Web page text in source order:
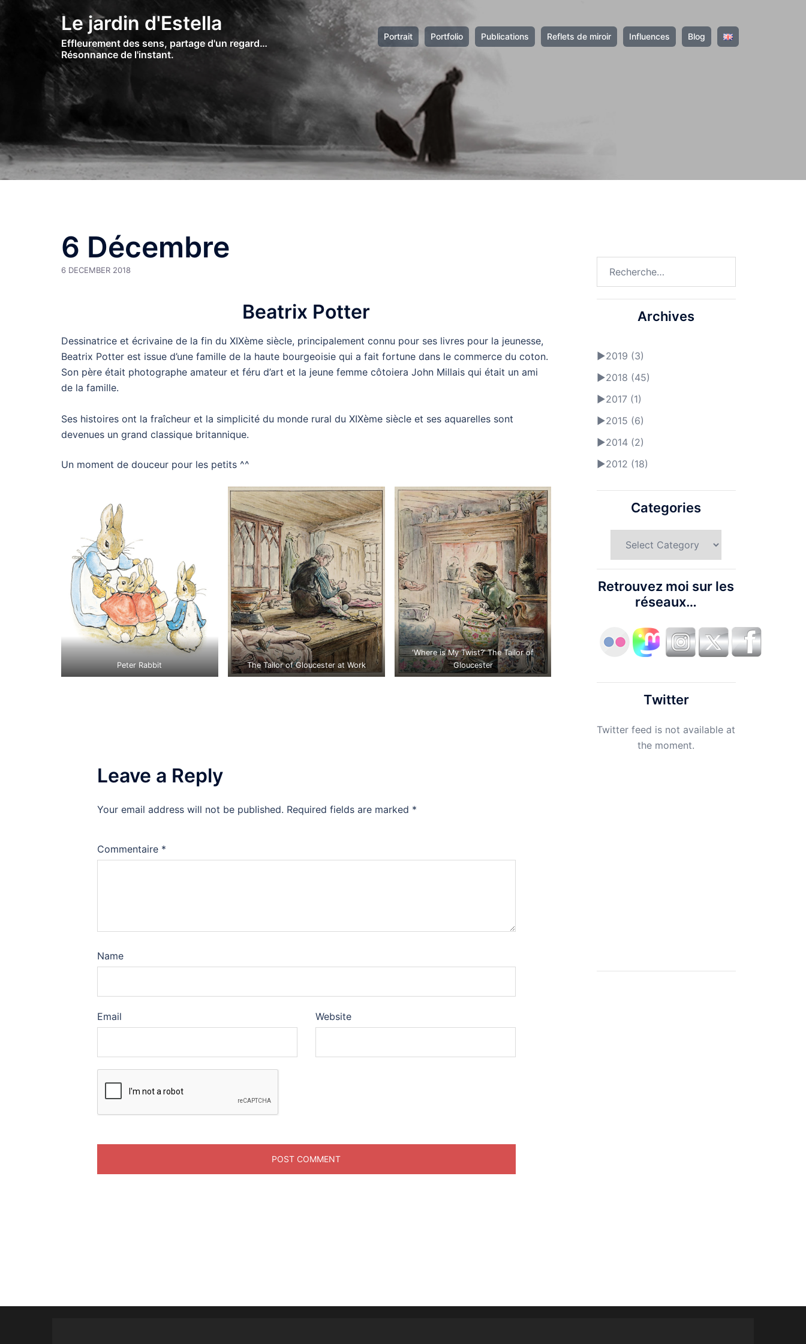
Skip
Le jardin d'Estella
Effleurement des sens, partage d'un regard…
Résonnance de l'instant.
Portrait Portfolio Publications Reflets de miroir Influences Blog
6 Décembre
6 DECEMBER 2018
Beatrix Potter
Dessinatrice et écrivaine de la fin du XIXème siècle, principalement connu pour ses livres pour la jeunesse,
Beatrix Potter est issue d’une famille de la haute bourgeoisie qui a fait fortune dans le commerce du coton.
Son père était photographe amateur et féru d’art et la jeune femme côtoiera John Millais qui était un ami
de la famille.
Ses histoires ont la fraîcheur et la simplicité du monde rural du XIXème siècle et ses aquarelles sont
devenues un grand classique britannique.
Un moment de douceur pour les petits ^^
Peter Rabbit The Tailor of Gloucester at Work
‘Where is My Twist?’ The Tailor of
Gloucester
Leave a Reply
Your email address will not be published. Required fields are marked *
Commentaire *
Name
Email Website
Archives
►2019 (3)
►2018 (45)
►2017 (1)
►2015 (6)
►2014 (2)
►2012 (18)
Categories
Retrouvez moi sur les
réseaux…
Twitter
Twitter feed is not available at
the moment.